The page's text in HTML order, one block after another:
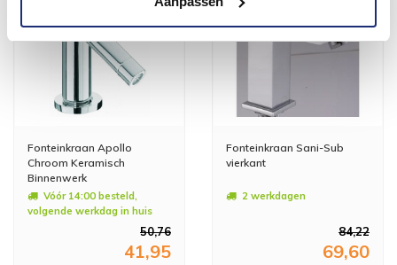
Fonteinkraan Apollo
Chroom Keramisch
Binnenwerk
Vóór 14:00 besteld,
volgende werkdag in huis
50,76
41,95
Fonteinkraan Sani-Sub
vierkant
2 werkdagen
84,22
69,60